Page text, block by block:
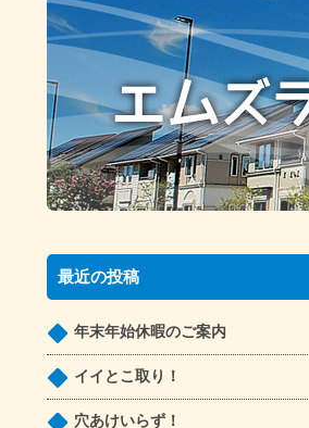
最近の投稿
年末年始休暇のご案内
イイとこ取り！
穴あけいらず！